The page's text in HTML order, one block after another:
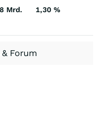
Mrd. 1,30 %
Forum